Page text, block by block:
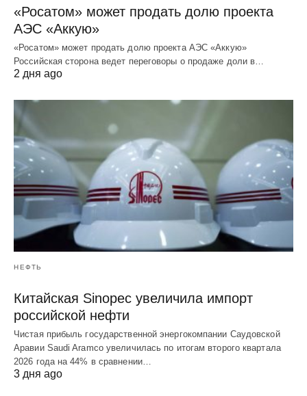
«Росатом» может продать долю проекта
АЭС «Аккую»
«Росатом» может продать долю проекта АЭС «Аккую»
Российская сторона ведет переговоры о продаже доли в…
2 дня ago
НЕФТЬ
Китайская Sinopec увеличила импорт
российской нефти
Чистая прибыль государственной энергокомпании Саудовской
Аравии Saudi Aramco увеличилась по итогам второго квартала
2026 года на 44% в сравнении…
3 дня ago